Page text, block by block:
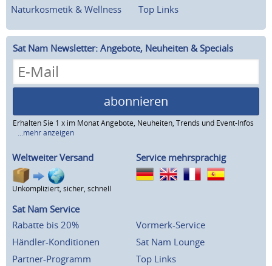
Naturkosmetik & Wellness
Top Links
Sat Nam Newsletter: Angebote, Neuheiten & Specials
abonnieren
Erhalten Sie 1 x im Monat Angebote, Neuheiten, Trends und Event-Infos
...mehr anzeigen
Weltweiter Versand
Unkompliziert, sicher, schnell
Service mehrsprachig
Sat Nam Service
Rabatte bis 20%
Händler-Konditionen
Partner-Programm
Vormerk-Service
Sat Nam Lounge
Top Links